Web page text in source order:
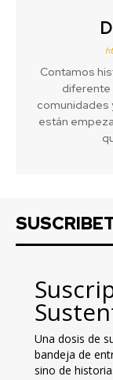
Contamos
diferente
comunidades
están
Una dosis de
bandeja de
sino de